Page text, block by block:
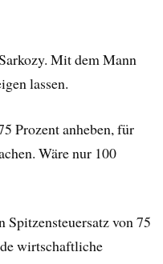
Mit dem Mann
lassen.
Prozent anheben, für
Wäre nur 100
von 75
wirtschaftliche